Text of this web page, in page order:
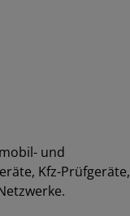
und
Kfz-Prüfgeräte,